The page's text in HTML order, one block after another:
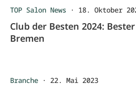
TOP Salon News · 18. Oktober
Club der Besten 2024:
Bremen
Branche · 22. Mai 2023